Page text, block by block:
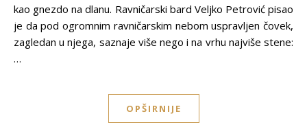
kao gnezdo na dlanu. Ravničarski bard Veljko Petrović pisao
je da pod ogromnim ravničarskim nebom uspravljen čovek,
zagledan u njega, saznaje više nego i na vrhu najviše stene:
…
OPŠIRNIJE